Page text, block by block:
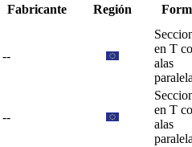
Fabricante Región
--
en T
alas
--
en T
alas